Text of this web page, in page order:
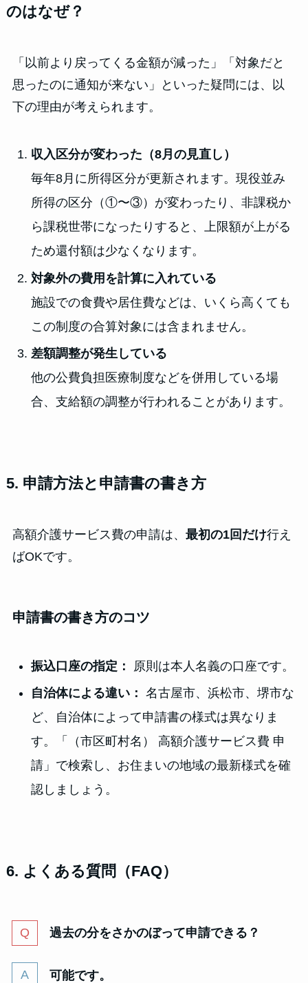
のはなぜ？
「以前より戻ってくる金額が減った」「対象だと
思ったのに通知が来ない」といった疑問には、以
下の理由が考えられます。
収入区分が変わった（8月の見直し）
毎年8月に所得区分が更新されます。現役並み
所得の区分（①〜③）が変わったり、非課税か
ら課税世帯になったりすると、上限額が上がる
ため還付額は少なくなります。
対象外の費用を計算に入れている
施設での食費や居住費などは、いくら高くても
この制度の合算対象には含まれません。
差額調整が発生している
他の公費負担医療制度などを併用している場
合、支給額の調整が行われることがあります。
5. 申請方法と申請書の書き方
高額介護サービス費の申請は、 最初の1回だけ行え
ばOKです。
申請書の書き方のコツ
振込口座の指定：
原則は本人名義の口座です。
自治体による違い： 名古屋市、浜松市、堺市な
ど、自治体によって申請書の様式は異なりま
す。「（市区町村名） 高額介護サービス費 申
請」で検索し、お住まいの地域の最新様式を確
認しましょう。
6. よくある質問（FAQ）
過去の分をさかのぼって申請できる？
可能です。